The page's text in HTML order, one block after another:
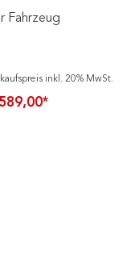
Fahrzeug
inkl. 20% MwSt.